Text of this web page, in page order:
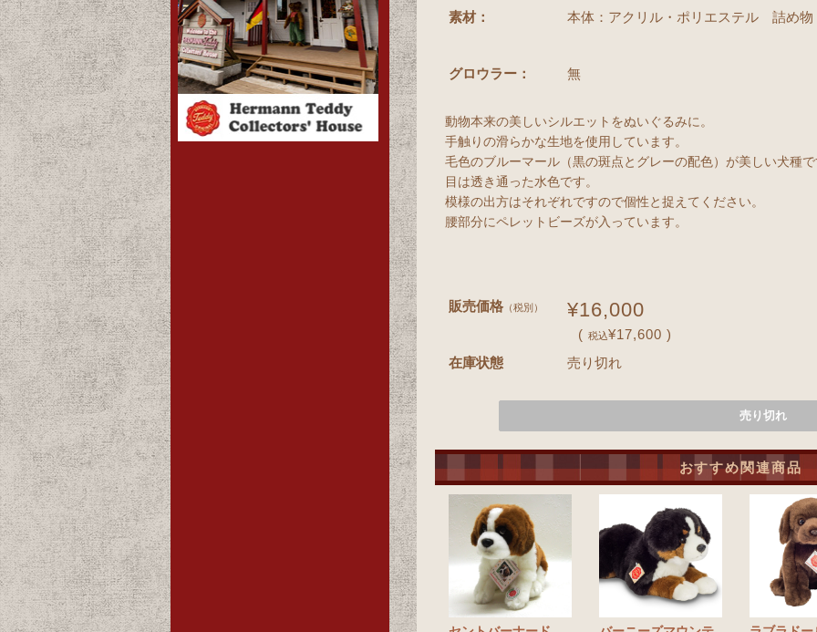
素材： 本体：アクリル・ポリエステル 詰め物
グロウラー： 無
動物本来の美しいシルエットをぬいぐるみに。
手触りの滑らかな生地を使用しています。
毛色のブルーマール（黒の斑点とグレーの配色）が美しい犬種
目は透き通った水色です。
模様の出方はそれぞれですので個性と捉えてください。
腰部分にペレットビーズが入っています。
販売価格 （税別） ¥16,000
(税込¥17,600 )
在庫状態
売り切れ
売り切れ
おすすめ関連商品